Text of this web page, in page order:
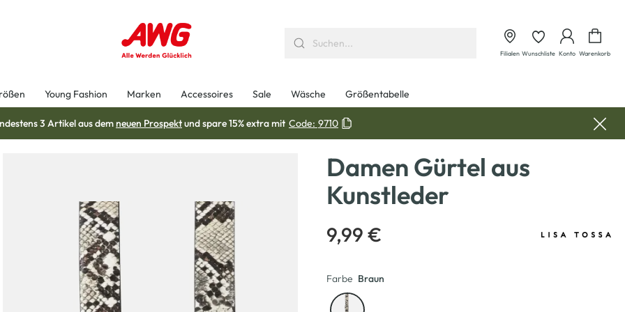
Filialen Wunschliste Konto Warenkorb
Young Fashion Marken Accessoires Sale Wäsche Größentabelle
3 Artikel aus demneuen Prospektund spare 15% extra mit Code: 9710
Damen Gürtel aus
Kunstleder
9,99 €
Farbe Braun